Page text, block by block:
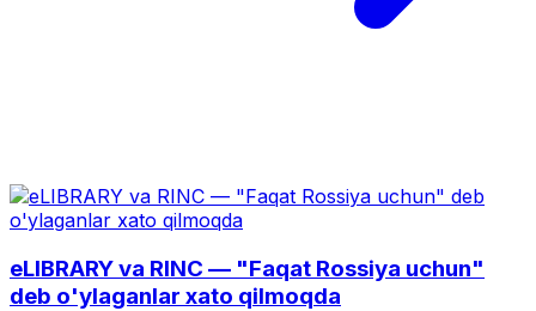
eLIBRARY va RINC — "Faqat Rossiya uchun"
deb o'ylaganlar xato qilmoqda